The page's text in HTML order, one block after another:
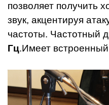
позволяет получить
звук, акцентируя
частоты. Частотный
Гц.Имеет